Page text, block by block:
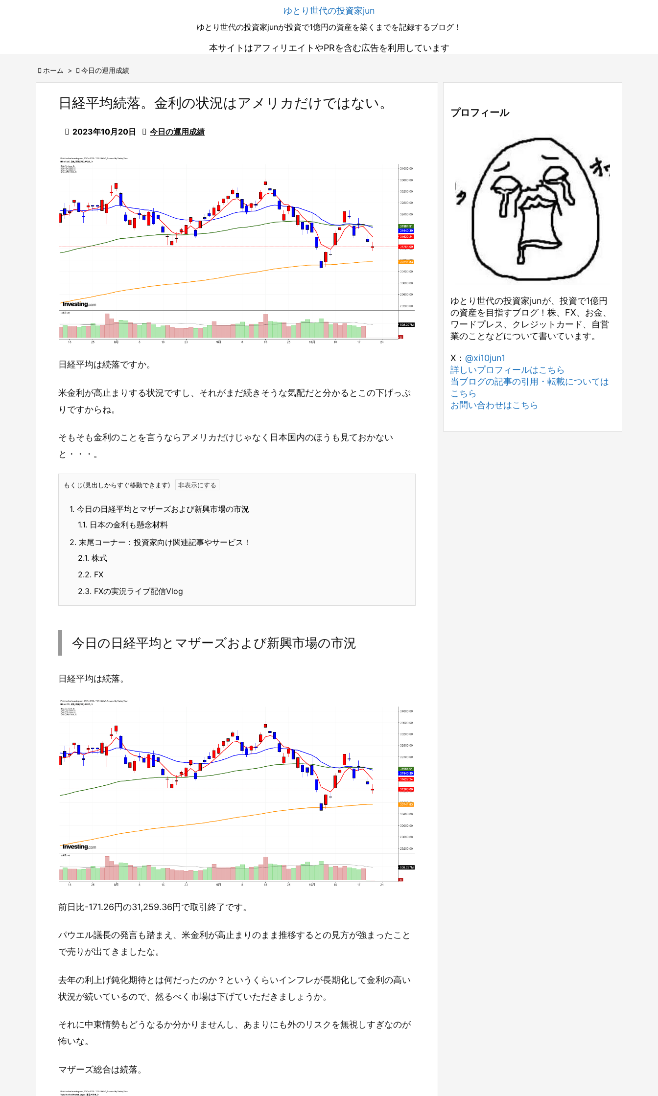
ゆとり世代の投資家jun
ゆとり世代の投資家junが投資で1億円の資産を築くまでを記録するブログ！
本サイトはアフィリエイトやPRを含む広告を利用しています
 ホーム >  今日の運用成績
日経平均続落。金利の状況はアメリカだけではない。
 2023年10月20日  今日の運用成績
日経平均は続落ですか。
米金利が高止まりする状況ですし、それがまだ続きそうな気配だと分かるとこの下げっぷ
りですからね。
そもそも金利のことを言うならアメリカだけじゃなく日本国内のほうも見ておかない
と・・・。
もくじ(見出しからすぐ移動できます)
1. 今日の日経平均とマザーズおよび新興市場の市況
1.1. 日本の金利も懸念材料
2. 末尾コーナー：投資家向け関連記事やサービス！
2.1. 株式
2.2. FX
2.3. FXの実況ライブ配信Vlog
今日の日経平均とマザーズおよび新興市場の市況
日経平均は続落。
前日比-171.26円の31,259.36円で取引終了です。
パウエル議長の発言も踏まえ、米金利が高止まりのまま推移するとの見方が強まったこと
で売りが出てきましたな。
去年の利上げ鈍化期待とは何だったのか？というくらいインフレが長期化して金利の高い
状況が続いているので、然るべく市場は下げていただきましょうか。
それに中東情勢もどうなるか分かりませんし、あまりにも外のリスクを無視しすぎなのが
怖いな。
マザーズ総合は続落。
プロフィール
ゆとり世代の投資家junが、投資で1億円
の資産を目指すブログ！株、FX、お金、
ワードプレス、クレジットカード、自営
業のことなどについて書いています。
X： @xi10jun1
詳しいプロフィールはこちら
当ブログの記事の引用・転載については
こちら
お問い合わせはこちら